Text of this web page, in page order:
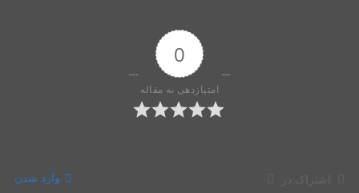
0
امتیازدهی به مقاله
وارد شدن